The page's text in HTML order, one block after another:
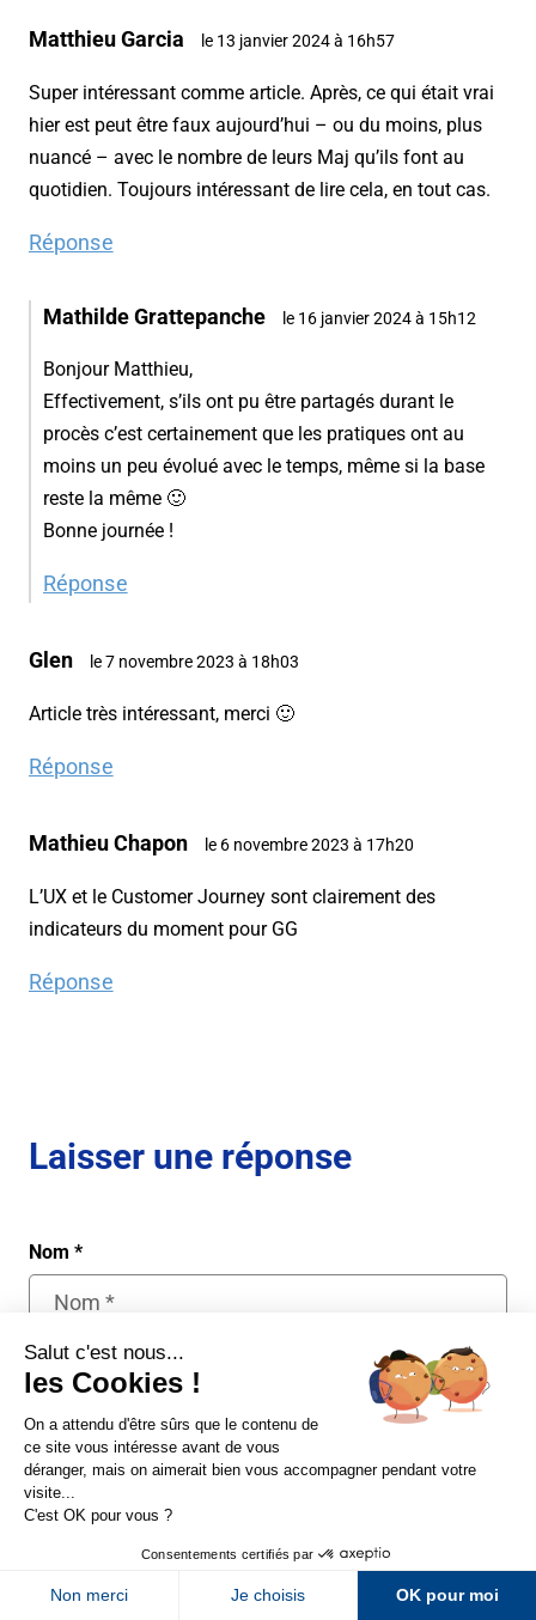
Sur LinkedIn Sur Youtube
Sur X Sur Facebook
Newsletter Abondance
Matthieu Garcia le 13 janvier 2024 à 16h57
Super intéressant comme article. Après, ce qui était vrai
hier est peut être faux aujourd’hui – ou du moins, plus
nuancé – avec le nombre de leurs Maj qu’ils font au
quotidien. Toujours intéressant de lire cela, en tout cas.
Réponse
Mathilde Grattepanche le 16 janvier 2024 à 15h12
Bonjour Matthieu,
Effectivement, s’ils ont pu être partagés durant le
procès c’est certainement que les pratiques ont au
moins un peu évolué avec le temps, même si la base
reste la même 🙂
Bonne journée !
Réponse
Glen le 7 novembre 2023 à 18h03
Article très intéressant, merci 🙂
Réponse
Mathieu Chapon le 6 novembre 2023 à 17h20
L’UX et le Customer Journey sont clairement des
indicateurs du moment pour GG
Réponse
Laisser une réponse
Nom *
E-mail *
Site web